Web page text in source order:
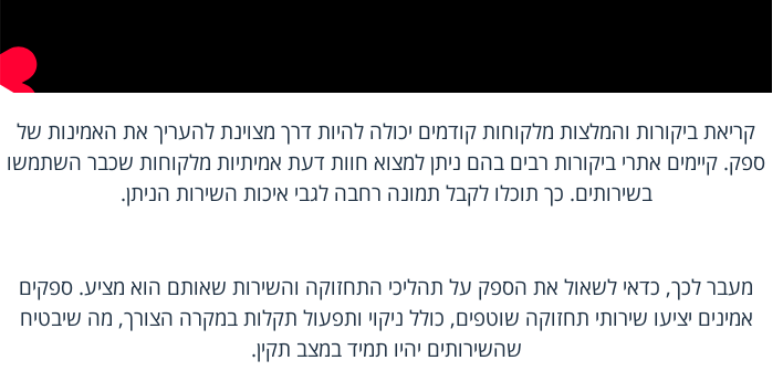
קריאת ביקורות והמלצות מלקוחות קודמים יכולה להיות דרך מצוינת להעריך את האמינות של
ספק. קיימים אתרי ביקורות רבים בהם ניתן למצוא חוות דעת אמיתיות מלקוחות שכבר השתמשו
בשירותים. כך תוכלו לקבל תמונה רחבה לגבי איכות השירות הניתן.
מעבר לכך, כדאי לשאול את הספק על תהליכי התחזוקה והשירות שאותם הוא מציע. ספקים
אמינים יציעו שירותי תחזוקה שוטפים, כולל ניקוי ותפעול תקלות במקרה הצורך, מה שיבטיח
שהשירותים יהיו תמיד במצב תקין.